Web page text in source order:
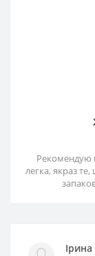
Рекомендую
легка, якраз
Ірина